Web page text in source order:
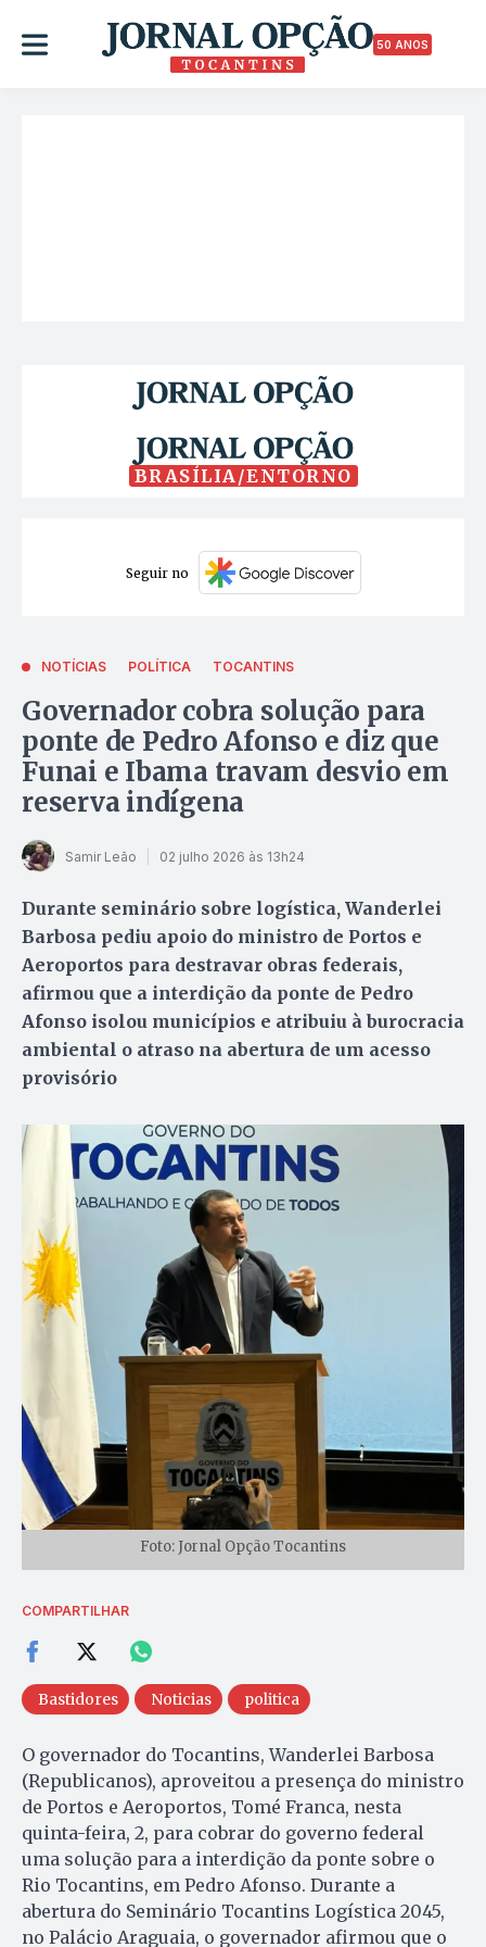
50 ANOS
BRASÍLIA/ENTORNO
Seguir no
NOTÍCIAS POLÍTICA TOCANTINS
Governador cobra solução para
ponte de Pedro Afonso e diz que
Funai e Ibama travam desvio em
reserva indígena
Samir Leão 02 julho 2026 às 13h24
Durante seminário sobre logística, Wanderlei
Barbosa pediu apoio do ministro de Portos e
Aeroportos para destravar obras federais,
afirmou que a interdição da ponte de Pedro
Afonso isolou municípios e atribuiu à burocracia
ambiental o atraso na abertura de um acesso
provisório
Foto: Jornal Opção Tocantins
COMPARTILHAR
Bastidores Noticias politica
O governador do Tocantins, Wanderlei Barbosa
(Republicanos), aproveitou a presença do ministro
de Portos e Aeroportos, Tomé Franca, nesta
quinta-feira, 2, para cobrar do governo federal
uma solução para a interdição da ponte sobre o
Rio Tocantins, em Pedro Afonso. Durante a
abertura do Seminário Tocantins Logística 2045,
no Palácio Araguaia, o governador afirmou que o